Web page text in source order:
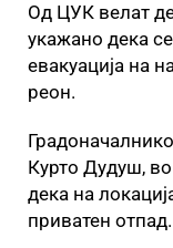
Од ЦУК велат
укажано дека
евакуација на
реон.
Курто Дудуш, во
дека на
приватен отпад.